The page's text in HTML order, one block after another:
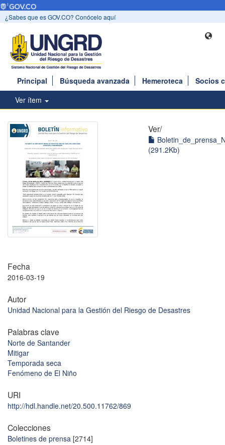
¿Sabes que es GOV.CO? Conócelo aquí
Principal Búsqueda avanzada Hemeroteca
Socios
Ver ítem
Ver/
(291.2Kb)
Fecha
2016-03-19
Autor
Unidad Nacional para la Gestión del Riesgo de Desastres
Palabras clave
Norte de Santander
Mitigar
Temporada seca
Fenómeno de El Niño
URI
http://hdl.handle.net/20.500.11762/869
Colecciones
Boletines de prensa [2714]